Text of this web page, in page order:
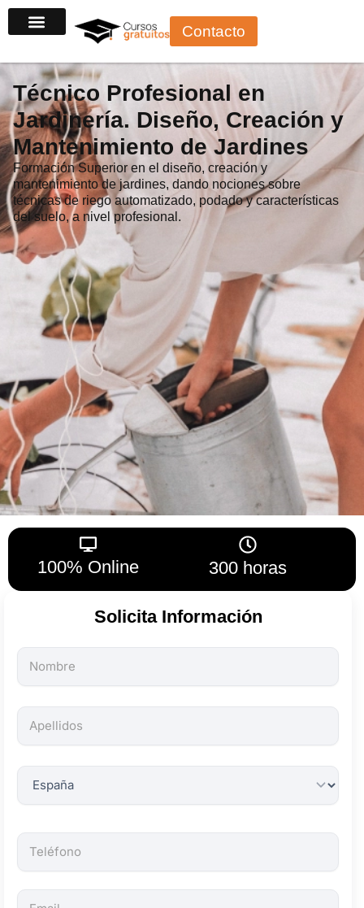
al
Contacto
Técnico Profesional en
Jardinería. Diseño, Creación y
Mantenimiento de Jardines
Formación Superior en el diseño, creación y
mantenimiento de jardines, dando nociones sobre
técnicas de riego automatizado, podado y características
del suelo, a nivel profesional.
100% Online 300 horas
Solicita Información
Todos
los
son
obligatorios.